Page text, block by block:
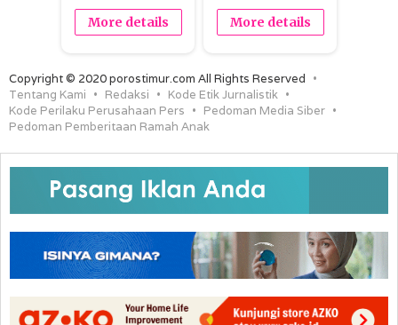
More details More details
Copyright © 2020 porostimur.com All Rights Reserved
Tentang Kami
Redaksi
Kode Etik Jurnalistik
Kode Perilaku Perusahaan Pers
Pedoman Media Siber
Pedoman Pemberitaan Ramah Anak